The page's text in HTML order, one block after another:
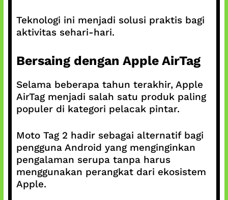
Teknologi ini menjadi solusi praktis bagi
aktivitas sehari-hari.
Bersaing dengan Apple AirTag
Selama beberapa tahun terakhir, Apple
AirTag menjadi salah satu produk paling
populer di kategori pelacak pintar.
Moto Tag 2 hadir sebagai alternatif bagi
pengguna Android yang menginginkan
pengalaman serupa tanpa harus
menggunakan perangkat dari ekosistem
Apple.